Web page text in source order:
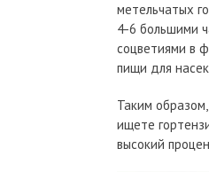
метельчатых
4-6 большими
соцветиями в
пищи для
Таким
ищете
высокий